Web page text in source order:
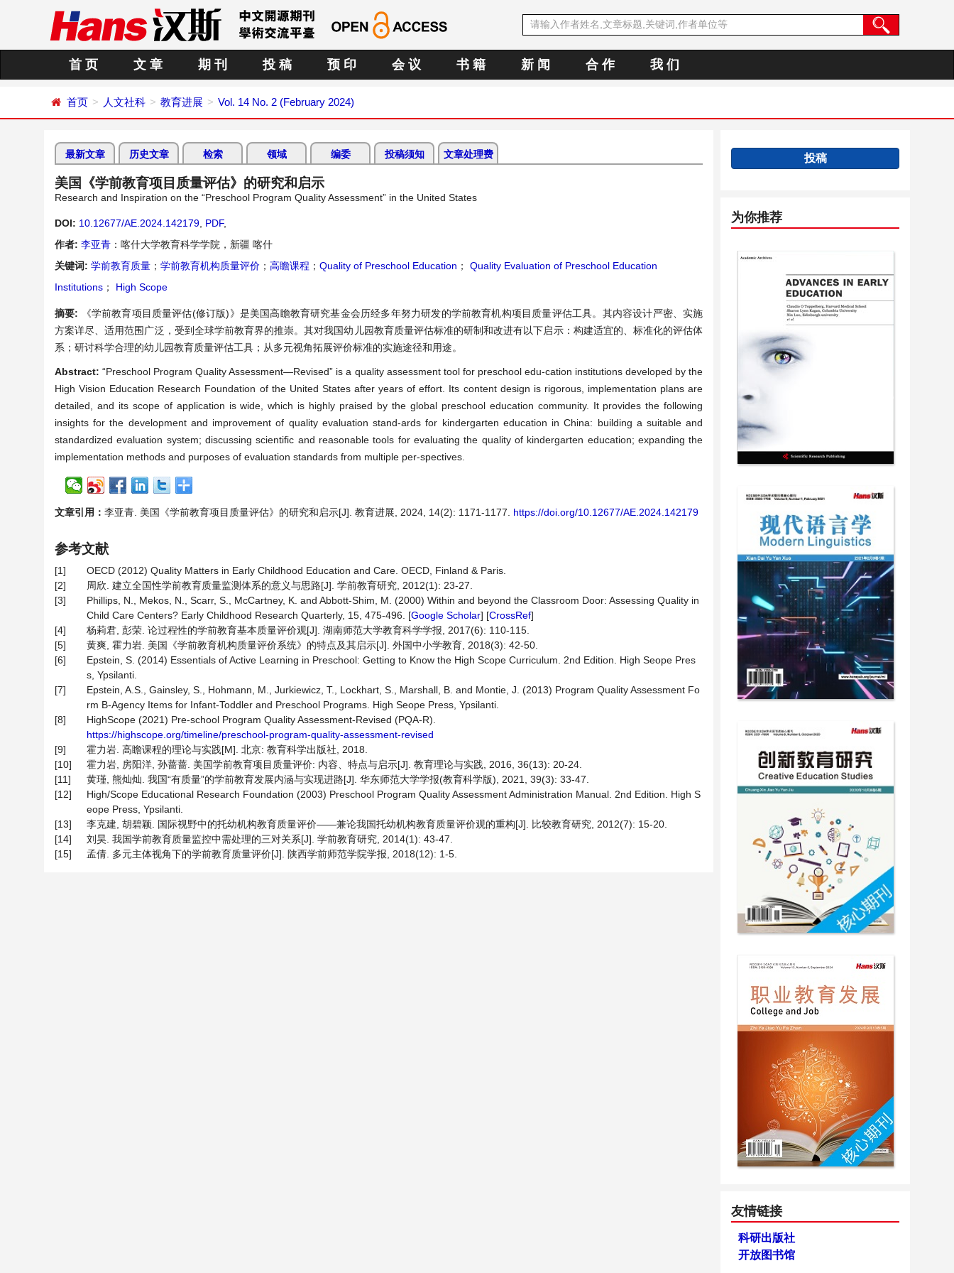
首 页 文 章 期 刊 投 稿 预 印 会 议 书 籍 新 闻 合 作 我 们
首页 人文社科 教育进展 Vol. 14 No. 2 (February 2024)
最新文章 历史文章 检索 领域 编委 投稿须知 文章处理费
美国《学前教育项目质量评估》的研究和启示
Research and Inspiration on the “Preschool Program Quality Assessment” in the United States
DOI: 10.12677/AE.2024.142179 PDF,
作者: 李亚青 ：喀什大学教育科学学院，新疆 喀什
关键词: 学前教育质量 ； 学前教育机构质量评价 ； 高瞻课程 ； Quality of Preschool Education ；
Quality Evaluation of Preschool Education
Institutions ； High Scope
摘要:
《学前教育项目质量评估(修订版)》是美国高瞻教育研究基金会历经多年努力研发的学前教育机构项目质量评估工具。其内容设计严密、实施
方案详尽、适用范围广泛，受到全球学前教育界的推崇。其对我国幼儿园教育质量评估标准的研制和改进有以下启示：构建适宜的、标准化的评估体
系；研讨科学合理的幼儿园教育质量评估工具；从多元视角拓展评价标准的实施途径和用途。
Abstract:“Preschool Program Quality Assessment—Revised” is a quality assessment tool for preschool edu-cation institutions developed by the
High Vision Education Research Foundation of the United States after years of effort. Its content design is rigorous, implementation plans are
detailed, and its scope of application is wide, which is highly praised by the global preschool education community. It provides the following
insights for the development and improvement of quality evaluation stand-ards for kindergarten education in China: building a suitable and
standardized evaluation system; discussing scientific and reasonable tools for evaluating the quality of kindergarten education; expanding the
implementation methods and purposes of evaluation standards from multiple per-spectives.
文章引用： 李亚青. 美国《学前教育项目质量评估》的研究和启示[J]. 教育进展, 2024, 14(2): 1171-1177. https://doi.org/10.12677/AE.2024.142179
参考文献
[1]
OECD (2012) Quality Matters in Early Childhood Education and Care. OECD, Finland & Paris.
[2]
周欣. 建立全国性学前教育质量监测体系的意义与思路[J]. 学前教育研究, 2012(1): 23-27.
[3]
Phillips, N., Mekos, N., Scarr, S., McCartney, K. and Abbott-Shim, M. (2000) Within and beyond the Classroom Door: Assessing Quality in
Child Care Centers? Early Childhood Research Quarterly, 15, 475-496. [Google Scholar] [CrossRef]
[4]
杨莉君, 彭荣. 论过程性的学前教育基本质量评价观[J]. 湖南师范大学教育科学学报, 2017(6): 110-115.
[5]
黄爽, 霍力岩. 美国《学前教育机构质量评价系统》的特点及其启示[J]. 外国中小学教育, 2018(3): 42-50.
[6]
Epstein, S. (2014) Essentials of Active Learning in Preschool: Getting to Know the High Scope Curriculum. 2nd Edition. High Seope Pres
s, Ypsilanti.
[7]
Epstein, A.S., Gainsley, S., Hohmann, M., Jurkiewicz, T., Lockhart, S., Marshall, B. and Montie, J. (2013) Program Quality Assessment Fo
rm B-Agency Items for Infant-Toddler and Preschool Programs. High Seope Press, Ypsilanti.
[8]
HighScope (2021) Pre-school Program Quality Assessment-Revised (PQA-R).
https://highscope.org/timeline/preschool-program-quality-assessment-revised
[9]
霍力岩. 高瞻课程的理论与实践[M]. 北京: 教育科学出版社, 2018.
[10]
霍力岩, 房阳洋, 孙蔷蔷. 美国学前教育项目质量评价: 内容、特点与启示[J]. 教育理论与实践, 2016, 36(13): 20-24.
[11]
黄瑾, 熊灿灿. 我国“有质量”的学前教育发展内涵与实现进路[J]. 华东师范大学学报(教育科学版), 2021, 39(3): 33-47.
[12]
High/Scope Educational Research Foundation (2003) Preschool Program Quality Assessment Administration Manual. 2nd Edition. High S
eope Press, Ypsilanti.
[13]
李克建, 胡碧颖. 国际视野中的托幼机构教育质量评价——兼论我国托幼机构教育质量评价观的重构[J]. 比较教育研究, 2012(7): 15-20.
[14]
刘昊. 我国学前教育质量监控中需处理的三对关系[J]. 学前教育研究, 2014(1): 43-47.
[15]
孟倩. 多元主体视角下的学前教育质量评价[J]. 陕西学前师范学院学报, 2018(12): 1-5.
投稿
为你推荐
友情链接
科研出版社
开放图书馆